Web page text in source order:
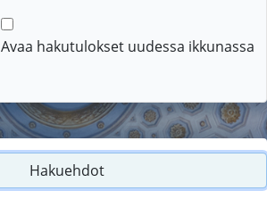
Avaa hakutulokset uudessa ikkunassa
Hakuehdot